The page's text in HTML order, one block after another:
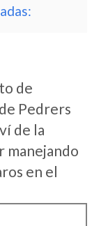
de
Pedrers
de la
manejando
en el